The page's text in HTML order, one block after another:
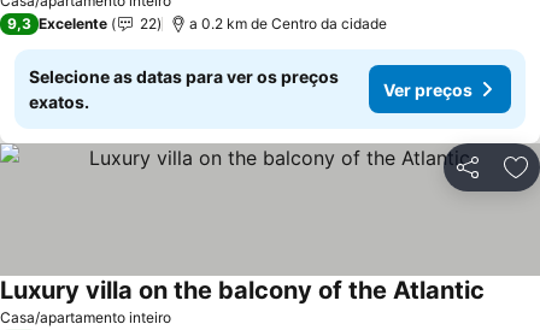
9,3 Excelente 22 a 0.2 km de Centro da cidade
Selecione as datas para ver os preços
exatos.
Ver preços
Partilhar
Casa/apartamento inteiro
Luxury villa on the balcony of the Atlantic